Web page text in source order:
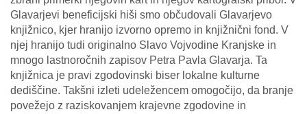
Glavarjevi beneficijski hiši smo občudovali Glavarjevo
knjižnico, kjer hranijo izvorno opremo in knjižnični fond. V
njej hranijo tudi originalno Slavo Vojvodine Kranjske in
mnogo lastnoročnih zapisov Petra Pavla Glavarja. Ta
knjižnica je pravi zgodovinski biser lokalne kulturne
dediščine. Takšni izleti udeležencem omogočijo, da branje
povežejo z raziskovanjem krajevne zgodovine in